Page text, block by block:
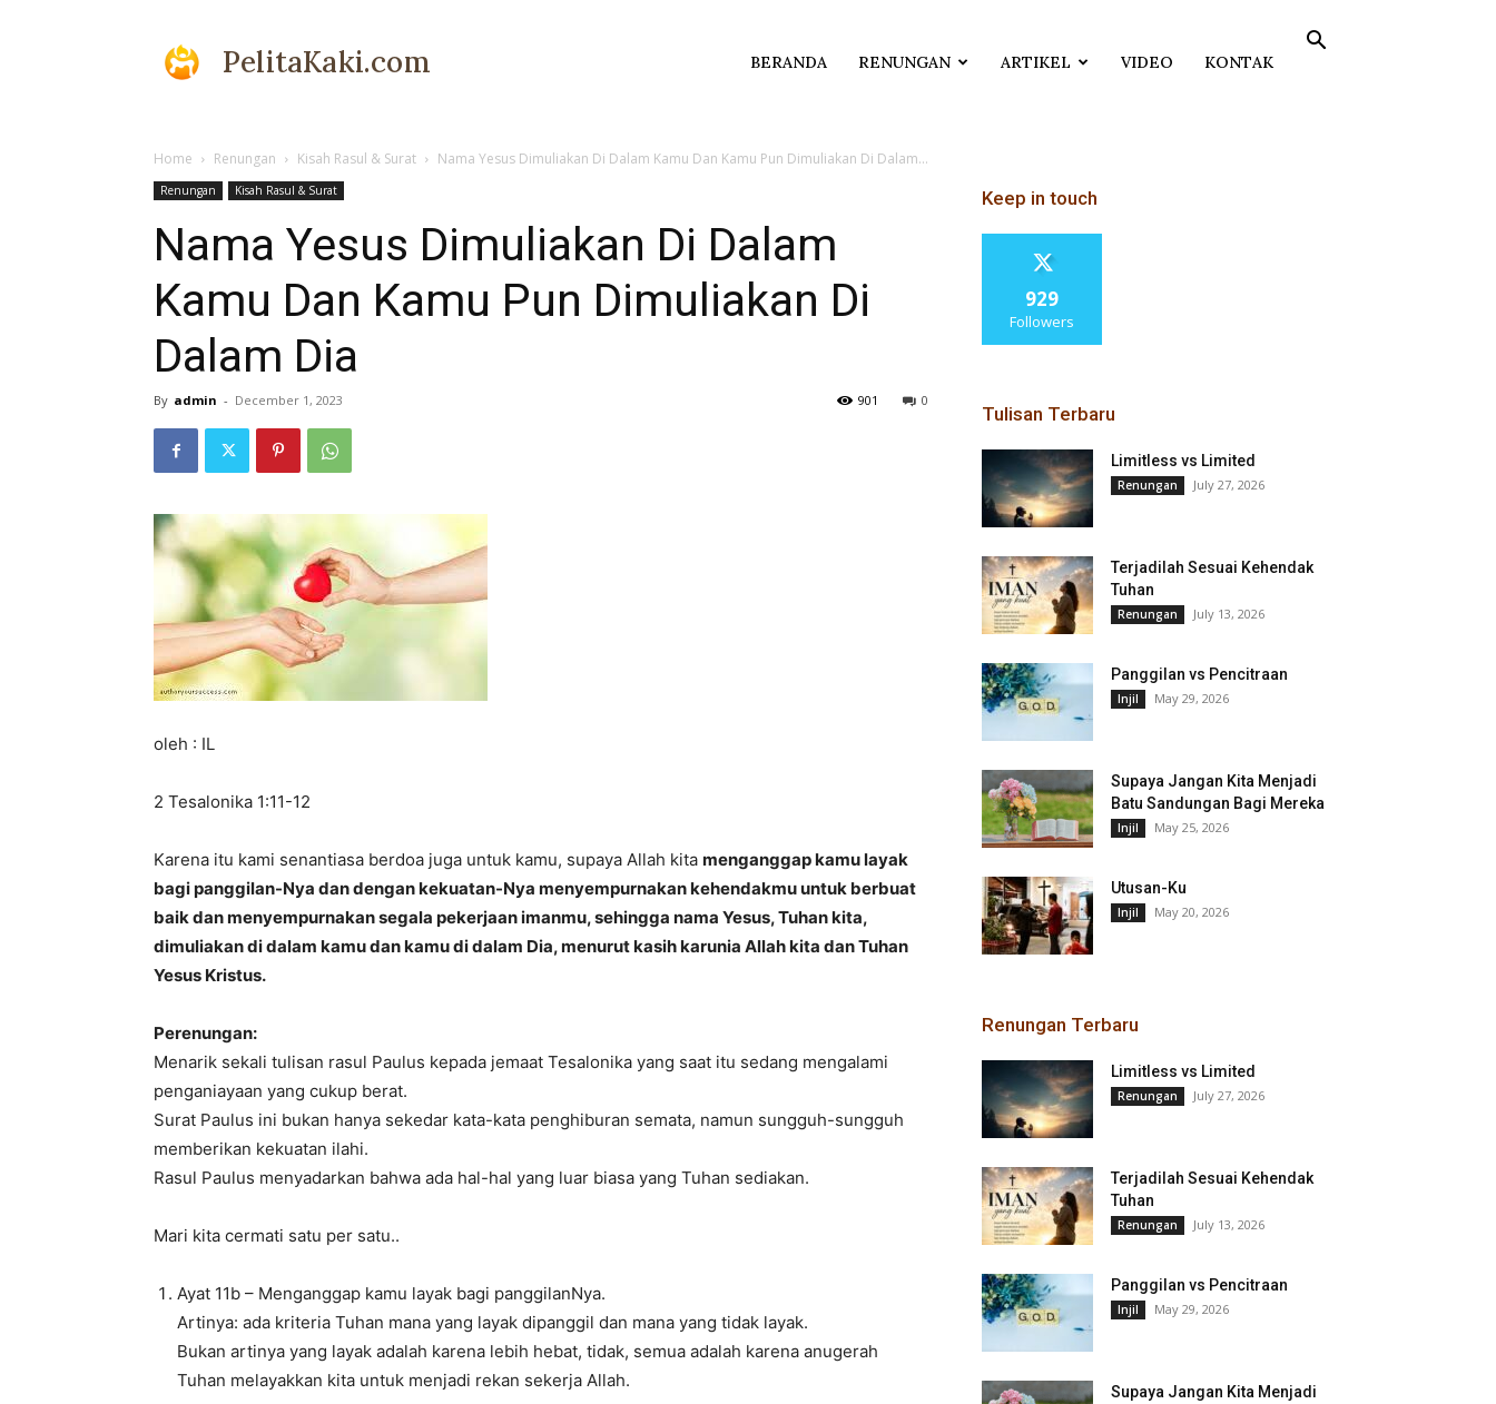
Kaki
BERANDA RENUNGAN ARTIKEL VIDEO KONTAK
Home Renungan Kisah Rasul & Surat Nama Yesus Dimuliakan Di Dalam Kamu Dan Kamu Pun Dimuliakan Di Dalam...
Renungan Kisah Rasul & Surat
Nama Yesus Dimuliakan Di Dalam
Kamu Dan Kamu Pun Dimuliakan Di
Dalam Dia
By admin - December 1, 2023 0
901
oleh : IL
2 Tesalonika 1:11-12
Karena itu kami senantiasa berdoa juga untuk kamu, supaya Allah kita menganggap kamu layak
bagi panggilan-Nya dan dengan kekuatan-Nya menyempurnakan kehendakmu untuk berbuat
baik dan menyempurnakan segala pekerjaan imanmu, sehingga nama Yesus, Tuhan kita,
dimuliakan di dalam kamu dan kamu di dalam Dia, menurut kasih karunia Allah kita dan Tuhan
Yesus Kristus.
Perenungan:
Menarik sekali tulisan rasul Paulus kepada jemaat Tesalonika yang saat itu sedang mengalami
penganiayaan yang cukup berat.
Surat Paulus ini bukan hanya sekedar kata-kata penghiburan semata, namun sungguh-sungguh
memberikan kekuatan ilahi.
Rasul Paulus menyadarkan bahwa ada hal-hal yang luar biasa yang Tuhan sediakan.
Mari kita cermati satu per satu..
Ayat 11b – Menganggap kamu layak bagi panggilanNya.
Artinya: ada kriteria Tuhan mana yang layak dipanggil dan mana yang tidak layak.
Bukan artinya yang layak adalah karena lebih hebat, tidak, semua adalah karena anugerah
Tuhan melayakkan kita untuk menjadi rekan sekerja Allah.
Keep in touch
929
Followers
Tulisan Terbaru
Limitless vs Limited
Renungan July 27, 2026
Terjadilah Sesuai Kehendak
Tuhan
Renungan July 13, 2026
Panggilan vs Pencitraan
Injil May 29, 2026
Supaya Jangan Kita Menjadi
Batu Sandungan Bagi Mereka
Injil May 25, 2026
Utusan-Ku
Injil May 20, 2026
Renungan Terbaru
Limitless vs Limited
Renungan July 27, 2026
Terjadilah Sesuai Kehendak
Tuhan
Renungan July 13, 2026
Panggilan vs Pencitraan
Injil May 29, 2026
Supaya Jangan Kita Menjadi